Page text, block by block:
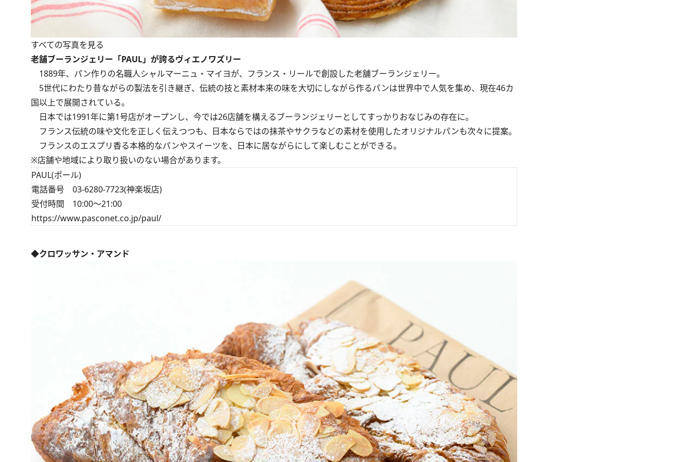
すべての写真を見る
老舗ブーランジェリー「PAUL」が誇るヴィエノワズリー
1889年、パン作りの名職人シャルマーニュ・マイヨが、フランス・リールで創設した老舗ブーランジェリー。
5世代にわたり昔ながらの製法を引き継ぎ、伝統の技と素材本来の味を大切にしながら作るパンは世界中で人気を集め、現在46カ
国以上で展開されている。
日本では1991年に第1号店がオープンし、今では26店舗を構えるブーランジェリーとしてすっかりおなじみの存在に。
フランス伝統の味や文化を正しく伝えつつも、日本ならではの抹茶やサクラなどの素材を使用したオリジナルパンも次々に提案。
フランスのエスプリ香る本格的なパンやスイーツを、日本に居ながらにして楽しむことができる。
※店舗や地域により取り扱いのない場合があります。
PAUL(ポール)
電話番号 03-6280-7723(神楽坂店)
受付時間 10:00～21:00
https://www.pasconet.co.jp/paul/
◆クロワッサン・アマンド